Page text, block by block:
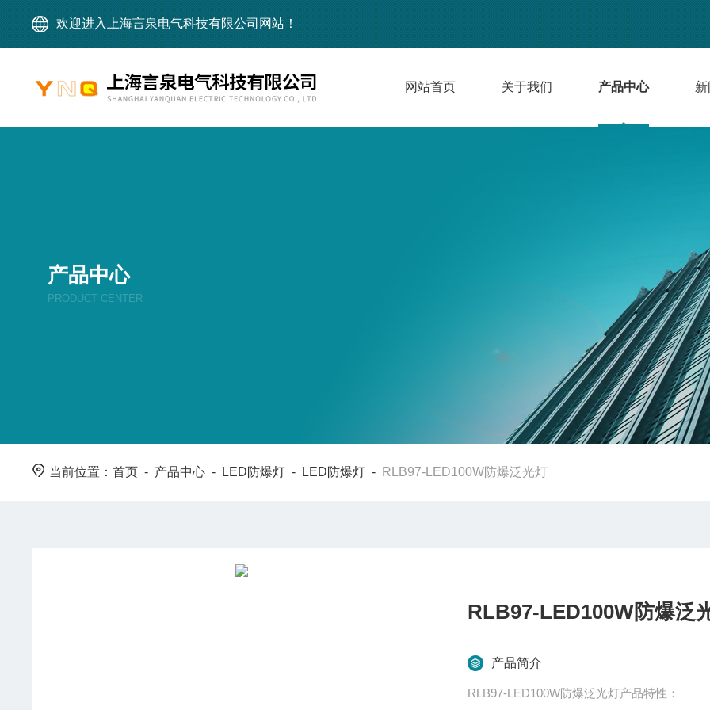
欢迎进入上海言泉电气科技有限公司网站！
网站首页 关于我们 产品中心
产品中心
PRODUCT CENTER
当前位置：首页 - 产品中心 - LED防爆灯 - LED防爆灯 - RLB97-LED100W防爆泛光灯
RLB97-LED100W防爆泛
产品简介
RLB97-LED100W防爆泛光灯产品特性：